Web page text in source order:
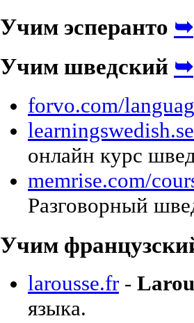
Учим эсперанто ➥
Учим шведский ➥
forvo.com/
learningswedish.se
онлайн курс
memrise.com/
Разговорный
Учим
larousse.fr -
языка.